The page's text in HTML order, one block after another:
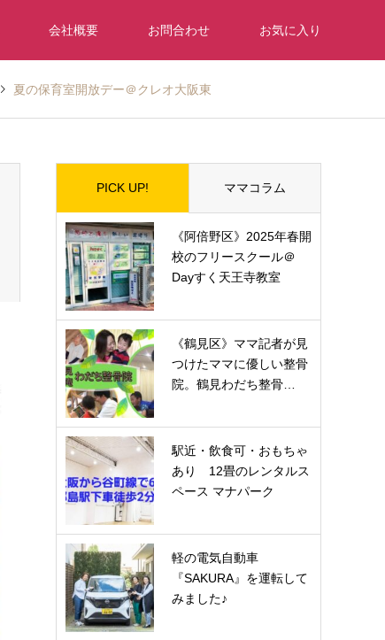
会社概要 お問合わせ お気に入り
夏の保育室開放デー＠クレオ大阪東
PICK UP! ママコラム
《阿倍野区》2025年春開
校のフリースクール＠
Dayすく天王寺教室
《鶴見区》ママ記者が見
つけたママに優しい整骨
院。鶴見わだち整骨…
駅近・飲食可・おもちゃ
あり 12畳のレンタルス
ペース マナパーク
軽の電気自動車
『SAKURA』を運転して
みました♪